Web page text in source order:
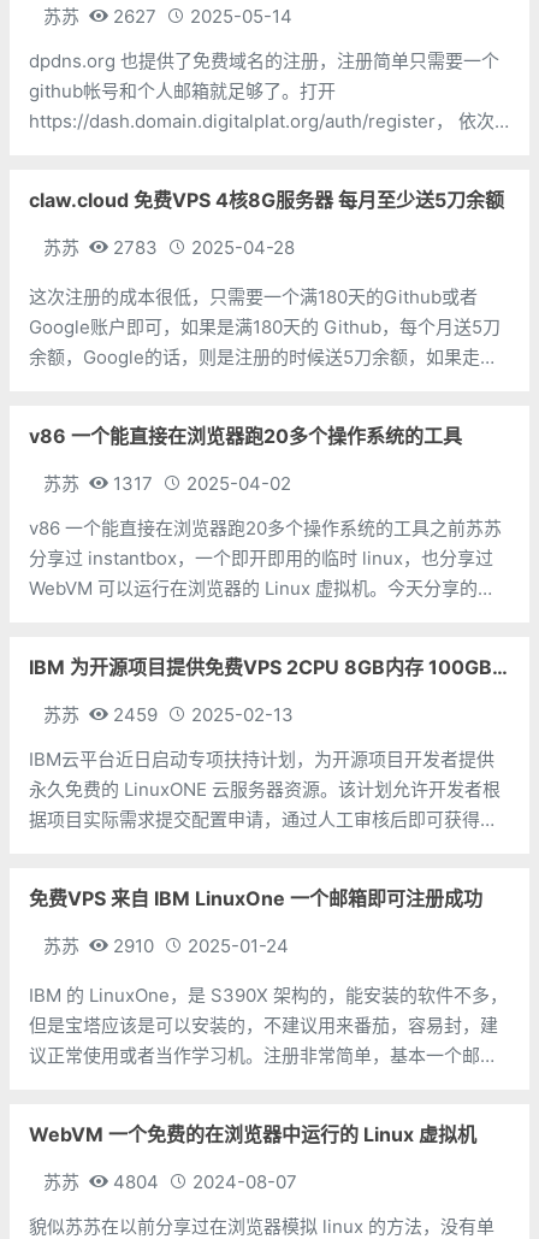
苏苏 2627
2025-05-14
dpdns.org 也提供了免费域名的注册，注册简单只需要一个
github帐号和个人邮箱就足够了。打开
https://dash.domain.digitalplat.org/auth/register， 依次
claw.cloud 免费VPS 4核8G服务器 每月至少送5刀余额
苏苏 2783 2025-04-28
这次注册的成本很低，只需要一个满180天的Github或者
Google账户即可，如果是满180天的 Github，每个月送5刀
余额，Google的话，则是注册的时候送5刀余额，如果走苏
v86 一个能直接在浏览器跑20多个操作系统的工具
苏苏 1317
2025-04-02
v86 一个能直接在浏览器跑20多个操作系统的工具之前苏苏
分享过 instantbox，一个即开即用的临时 linux，也分享过
WebVM 可以运行在浏览器的 Linux 虚拟机。今天分享的
IBM 为开源项目提供免费VPS 2CPU 8GB内存 100GB硬盘
苏苏 2459
2025-02-13
IBM云平台近日启动专项扶持计划，为开源项目开发者提供
永久免费的 LinuxONE 云服务器资源。该计划允许开发者根
据项目实际需求提交配置申请，通过人工审核后即可获得定
空间：100GB硬盘容
免费VPS 来自 IBM LinuxOne 一个邮箱即可注册成功
苏苏 2910 2025-01-24
IBM 的 LinuxOne，是 S390X 架构的，能安装的软件不多，
但是宝塔应该是可以安装的，不建议用来番茄，容易封，建
议正常使用或者当作学习机。注册非常简单，基本一个邮箱
WebVM 一个免费的在浏览器中运行的 Linux 虚拟机
苏苏 4804
2024-08-07
貌似苏苏在以前分享过在浏览器模拟 linux 的方法，没有单